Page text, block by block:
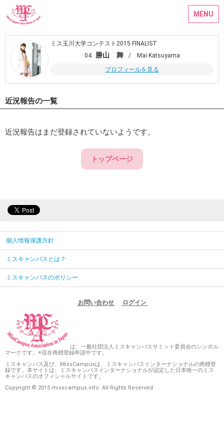
MENU
ミス玉川大学コンテスト2015 FINALIST
04. 勝山 舞
/ Mai Katsuyama
プロフィールを見る
近況報告の一覧
近況報告はまだ登録されていないようです。
トップページ
個人情報保護方針
ミスキャンパスとは？
ミスキャンパスのポリシー
お問い合わせ ログイン
は、一般社団法人ミスキャンパスサミット委員会のシンボル
マークです。※現在商標登録申請中です。
ミスキャンパス及び、MissCampusは、ミスキャンパスインターナショナルの商標登
録です。本サイトは、ミスキャンパスインターナショナルが認定した日本唯一のミス
キャンパスのオフィシャルサイトです。
Copyright © 2015 misscampus.info. All Rights Reserved